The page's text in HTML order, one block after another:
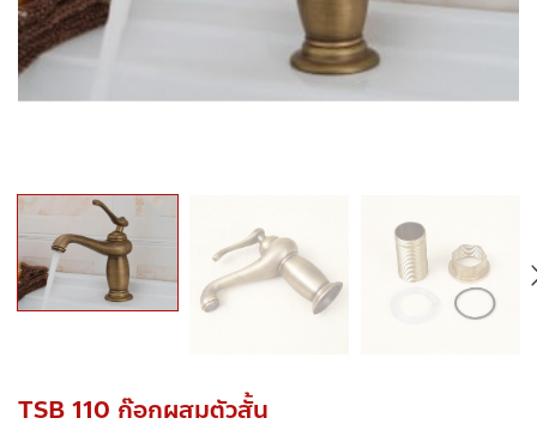
TSB 110 ก๊อกผสมตัวสั้น